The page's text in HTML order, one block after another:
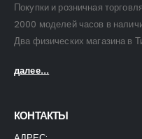
Покупки и розничная
2000 моделей часов в
Два физических магазина в
далее...
КОНТАКТЫ